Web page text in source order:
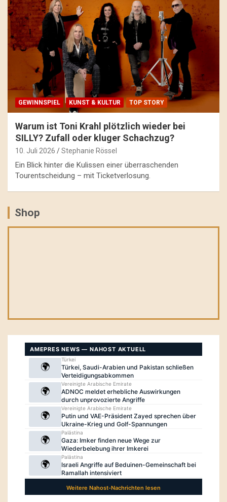
GEWINNSPIEL KUNST & KULTUR TOP STORY
Warum ist Toni Krahl plötzlich wieder bei
SILLY? Zufall oder kluger Schachzug?
10. Juli 2026 Stephanie Rössel
Ein Blick hinter die Kulissen einer überraschenden
Tourentscheidung – mit Ticketverlosung.
Shop